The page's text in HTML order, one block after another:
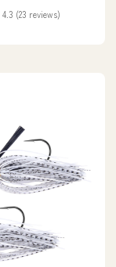
4.3 (23 reviews)